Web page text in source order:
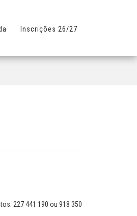
Inscrições 26/27
227 441 190 ou 918 350